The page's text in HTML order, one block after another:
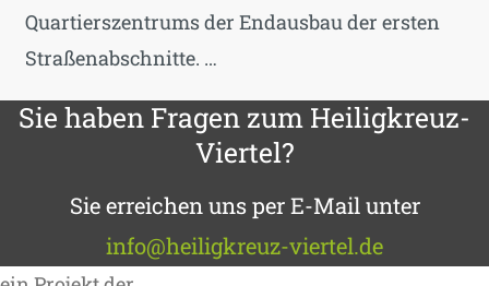
Quartierszentrums der Endausbau der ersten
Straßenabschnitte. …
Sie haben Fragen zum Heiligkreuz-
Viertel?
Sie erreichen uns per E-Mail unter
info@heiligkreuz-viertel.de